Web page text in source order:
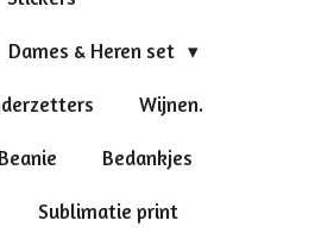
Dames & Heren set
Wijnen.
Bedankjes
Sublimatie print